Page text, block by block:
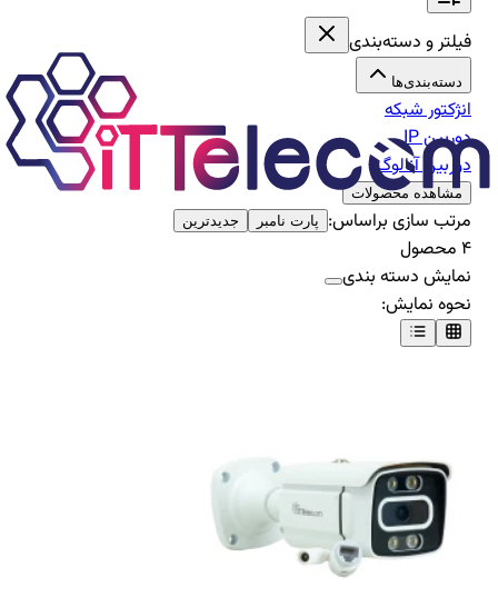
فیلتر و دسته‌بندی
دسته‌بندی‌ها
انژکتور شبکه
دوربین IP
دوربین آنالوگ
مشاهده محصولات
مرتب سازی براساس: پارت نامبر جدیدترین
۴ محصول
نمایش دسته بندی
نحوه نمایش: